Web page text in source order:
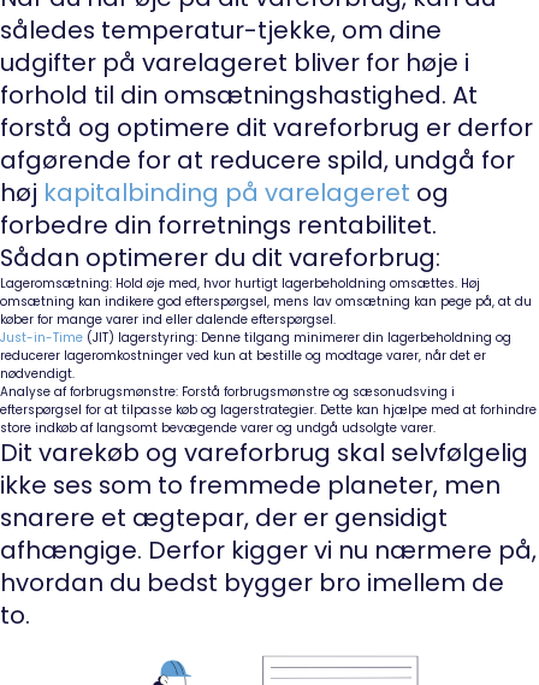
således temperatur-tjekke, om dine
udgifter på varelageret bliver for høje i
forhold til din omsætningshastighed. At
forstå og optimere dit vareforbrug er derfor
afgørende for at reducere spild, undgå for
høj kapitalbinding på varelageret og
forbedre din forretnings rentabilitet.
Sådan optimerer du dit vareforbrug:
Lageromsætning: Hold øje med, hvor hurtigt lagerbeholdning omsættes. Høj
omsætning kan indikere god efterspørgsel, mens lav omsætning kan pege på, at du
køber for mange varer ind eller dalende efterspørgsel.
Just-in-Time (JIT) lagerstyring: Denne tilgang minimerer din lagerbeholdning og
reducerer lageromkostninger ved kun at bestille og modtage varer, når det er
nødvendigt.
Analyse af forbrugsmønstre: Forstå forbrugsmønstre og sæsonudsving i
efterspørgsel for at tilpasse køb og lagerstrategier. Dette kan hjælpe med at forhindre
store indkøb af langsomt bevægende varer og undgå udsolgte varer.
Dit varekøb og vareforbrug skal selvfølgelig
ikke ses som to fremmede planeter, men
snarere et ægtepar, der er gensidigt
afhængige. Derfor kigger vi nu nærmere på,
hvordan du bedst bygger bro imellem de
to.